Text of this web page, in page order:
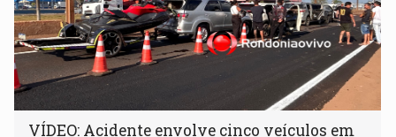
VÍDEO: Acidente envolve cinco veículos em